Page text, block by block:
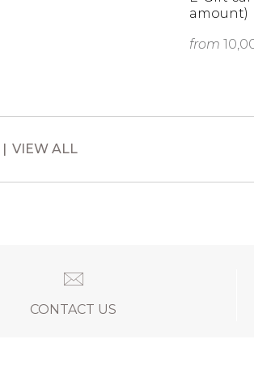
amount)
from
VIEW ALL
CONTACT US